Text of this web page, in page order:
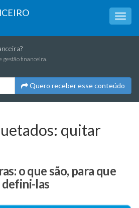
gestão financeira.
Quero receber esse conteúdo
quitar
o que são, para que
las